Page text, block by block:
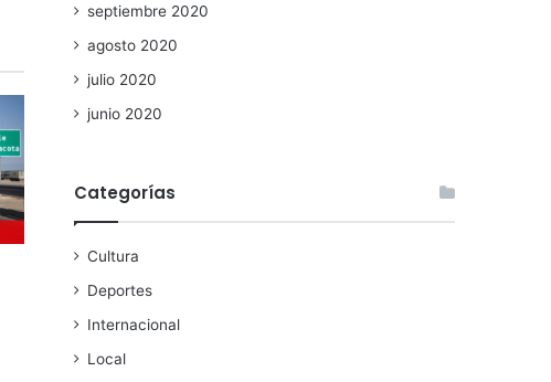
septiembre 2020
agosto 2020
julio 2020
junio 2020
Categorías
Cultura
Deportes
Internacional
Local